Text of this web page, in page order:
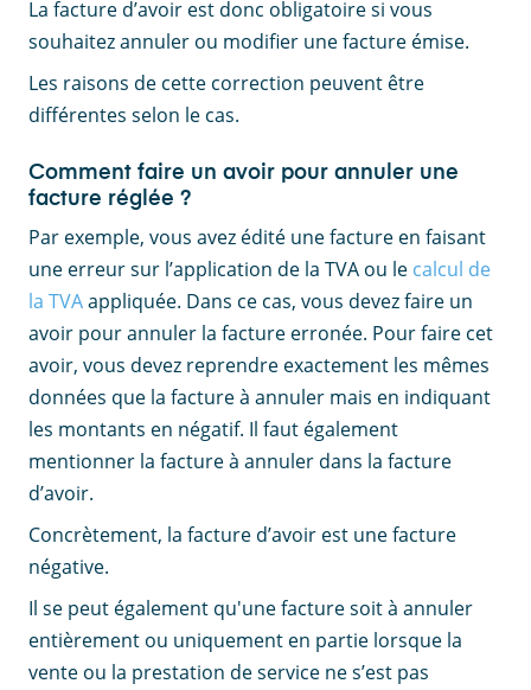
La facture d’avoir est donc obligatoire si vous
souhaitez annuler ou modifier une facture émise.
Les raisons de cette correction peuvent être
différentes selon le cas.
Comment faire un avoir pour annuler une
facture réglée ?
Par exemple, vous avez édité une facture en faisant
une erreur sur l’application de la TVA ou le calcul de
la TVAappliquée. Dans ce cas, vous devez faire un
avoir pour annuler la facture erronée. Pour faire cet
avoir, vous devez reprendre exactement les mêmes
données que la facture à annuler mais en indiquant
les montants en négatif. Il faut également
mentionner la facture à annuler dans la facture
d’avoir.
Concrètement, la facture d’avoir est une facture
négative.
Il se peut également qu'une facture soit à annuler
entièrement ou uniquement en partie lorsque la
vente ou la prestation de service ne s’est pas